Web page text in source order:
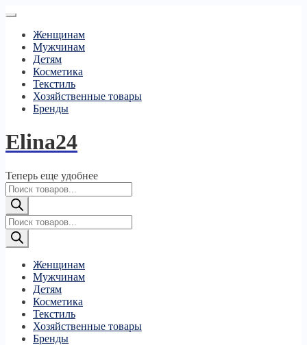
Женщинам
Мужчинам
Детям
Косметика
Текстиль
Хозяйственные товары
Бренды
Elina24
Теперь еще удобнее
Поиск
товаров
Поиск
товаров
Женщинам
Мужчинам
Детям
Косметика
Текстиль
Хозяйственные товары
Бренды